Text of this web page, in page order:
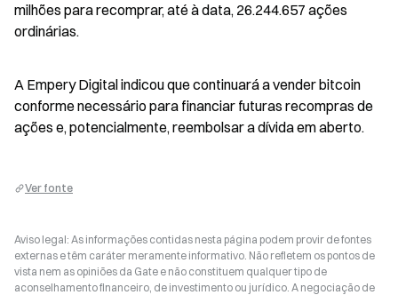
milhões para recomprar, até à data, 26.244.657 ações
ordinárias.
A Empery Digital indicou que continuará a vender bitcoin
conforme necessário para financiar futuras recompras de
ações e, potencialmente, reembolsar a dívida em aberto.
Ver fonte
Aviso legal: As informações contidas nesta página podem provir de fontes
externas e têm caráter meramente informativo. Não refletem os pontos de
vista nem as opiniões da Gate e não constituem qualquer tipo de
aconselhamento financeiro, de investimento ou jurídico. A negociação de